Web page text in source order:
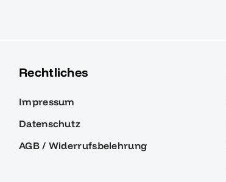
Rechtliches
Impressum
Datenschutz
AGB / Widerrufsbelehrung